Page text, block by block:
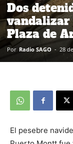
Dos
vandalizar
Plaza de
Por Radio SAGO - 28
El pesebre